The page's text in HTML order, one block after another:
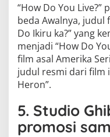
“How Do You
beda Awalnya, judul
Do Ikiru ka?” yang
menjadi “How Do
film asal Amerika
judul resmi dari film
Heron”.
5. Studio
promosi